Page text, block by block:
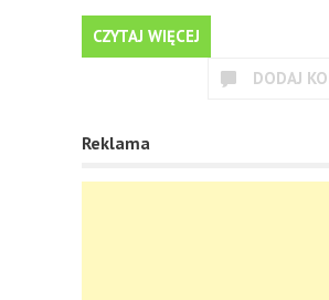
CZYTAJ WIĘCEJ
DODAJ
Reklama